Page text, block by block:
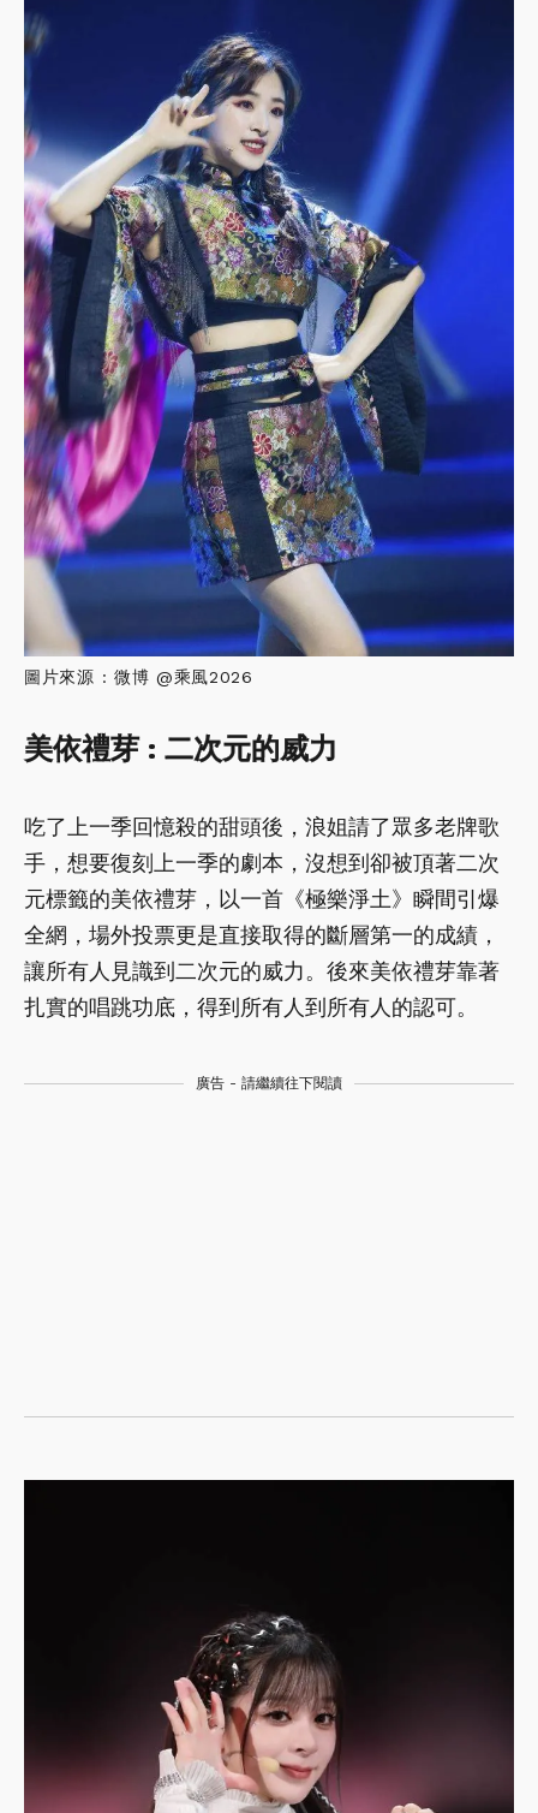
圖片來源 : 微博 @乘風2026
美依禮芽 : 二次元的威力
吃了上一季回憶殺的甜頭後，浪姐請了眾多老牌歌
手，想要復刻上一季的劇本，沒想到卻被頂著二次
元標籤的美依禮芽，以一首《極樂淨土》瞬間引爆
全網，場外投票更是直接取得的斷層第一的成績，
讓所有人見識到二次元的威力。後來美依禮芽靠著
扎實的唱跳功底，得到所有人到所有人的認可。
廣告 - 請繼續往下閱讀